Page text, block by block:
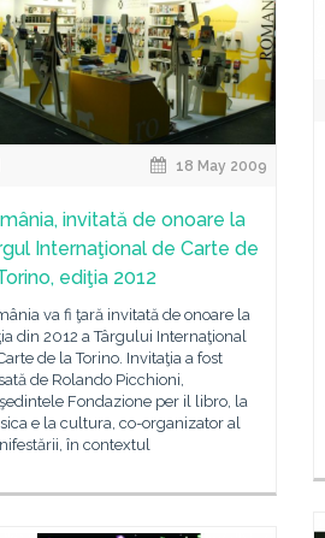
18 May 2009
invitată de onoare la
Internaţional de Carte de
ediţia 2012
va fi ţară invitată de onoare la
din 2012 a Târgului Internaţional
de la Torino. Invitaţia a fost
de Rolando Picchioni,
Fondazione per il libro, la
e la cultura, co-organizator al
în contextul